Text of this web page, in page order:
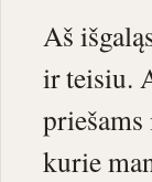
Aš
ir teisiu.
kurie